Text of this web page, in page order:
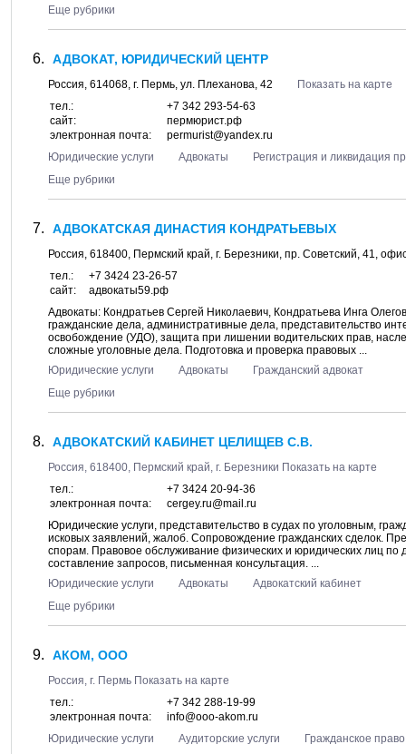
Еще рубрики
АДВОКАТ, ЮРИДИЧЕСКИЙ ЦЕНТР
Россия, 614068, г. Пермь, ул. Плеханова, 42
Показать на карте
тел.:
+7 342 293-54-63
сайт:
пермюрист.рф
электронная почта:
permurist@yandex.ru
Юридические услуги
Адвокаты
Регистрация и ликвидация
Еще рубрики
АДВОКАТСКАЯ ДИНАСТИЯ КОНДРАТЬЕВЫХ
Россия, 618400, Пермский край, г. Березники, пр. Советский, 41,
тел.:
+7 3424 23-26-57
сайт:
адвокаты59.рф
Адвокаты: Кондратьев Сергей Николаевич, Кондратьева Инга
гражданские дела, административные дела, представительство
освобождение (УДО), защита при лишении водительских прав,
сложные уголовные дела. Подготовка и проверка правовых ...
Юридические услуги
Адвокаты
Гражданский адвокат
Еще рубрики
АДВОКАТСКИЙ КАБИНЕТ ЦЕЛИЩЕВ С.В.
Россия, 618400, Пермский край, г. Березники Показать на карте
тел.:
+7 3424 20-94-36
электронная почта:
cergey.ru@mail.ru
Юридические услуги, представительство в судах по уголовным,
исковых заявлений, жалоб. Сопровождение гражданских сделок.
спорам. Правовое обслуживание физических и юридических лиц по
составление запросов, письменная консультация. ...
Юридические услуги
Адвокаты
Адвокатский кабинет
Еще рубрики
АКОМ, ООО
Россия, г. Пермь Показать на карте
тел.:
+7 342 288-19-99
электронная почта:
info@ooo-akom.ru
Юридические услуги
Аудиторские услуги
Гражданское право